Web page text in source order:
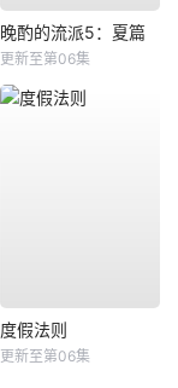
晚酌的流派5：夏篇
更新至第06集
度假法则
更新至第06集